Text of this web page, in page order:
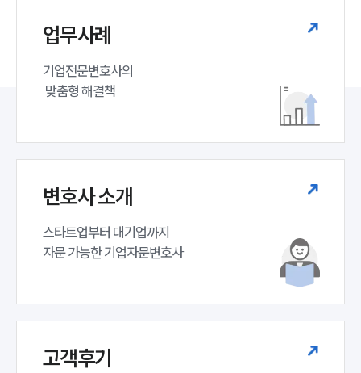
업무사례
기업전문변호사의
맞춤형 해결책
변호사 소개
스타트업부터 대기업까지
자문 가능한 기업자문변호사
고객후기